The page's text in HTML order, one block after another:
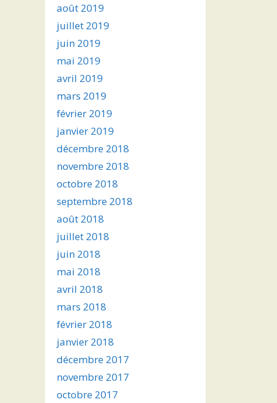
août 2019
juillet 2019
juin 2019
mai 2019
avril 2019
mars 2019
février 2019
janvier 2019
décembre 2018
novembre 2018
octobre 2018
septembre 2018
août 2018
juillet 2018
juin 2018
mai 2018
avril 2018
mars 2018
février 2018
janvier 2018
décembre 2017
novembre 2017
octobre 2017